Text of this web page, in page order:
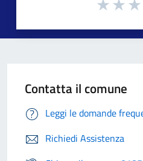
Contatta il comune
Leggi le domande
Richiedi Assistenza